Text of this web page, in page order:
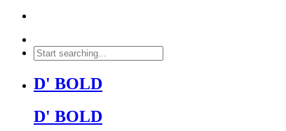
D' BOLD
D' BOLD